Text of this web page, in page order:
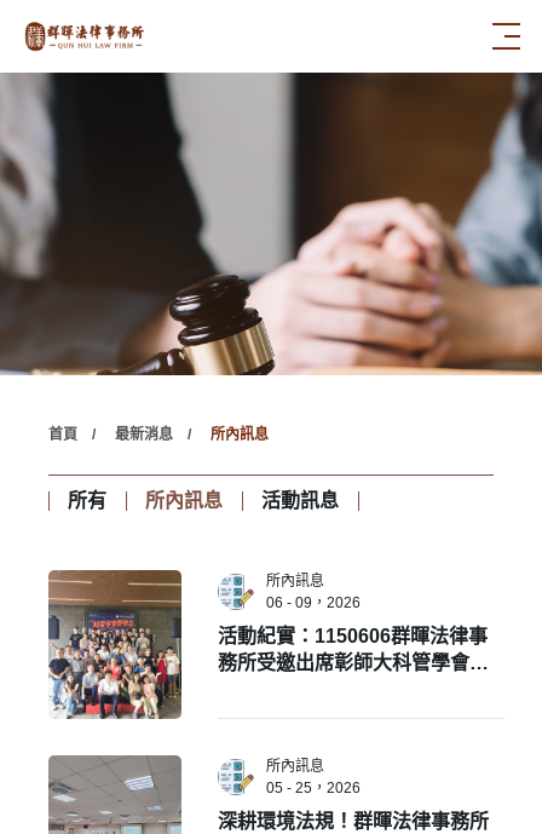
首頁 最新消息 所內訊息
所有 所內訊息 活動訊息
所內訊息
06 - 09，2026
活動紀實：1150606群暉法律事
務所受邀出席彰師大科管學會野
所內訊息
05 - 25，2026
深耕環境法規！群暉法律事務所